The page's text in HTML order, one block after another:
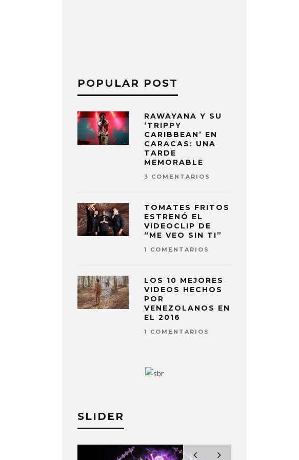
POPULAR POST
RAWAYANA Y SU
‘TRIPPY
CARIBBEAN’ EN
CARACAS: UNA
TARDE
MEMORABLE
3 COMENTARIOS
TOMATES FRITOS
ESTRENÓ EL
VIDEOCLIP DE
“ME VEO SIN TI”
1 COMENTARIOS
LOS 10 MEJORES
VIDEOS HECHOS
POR
VENEZOLANOS EN
EL 2016
1 COMENTARIOS
SLIDER